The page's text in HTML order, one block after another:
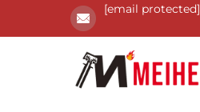
[email protected]